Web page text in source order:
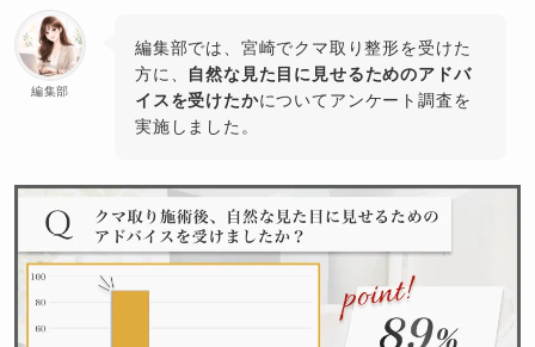
編集部
編集部では、宮崎でクマ取り整形を受けた
方に、 自然な見た目に見せるためのアドバ
イスを受けたかについてアンケート調査を
実施しました。